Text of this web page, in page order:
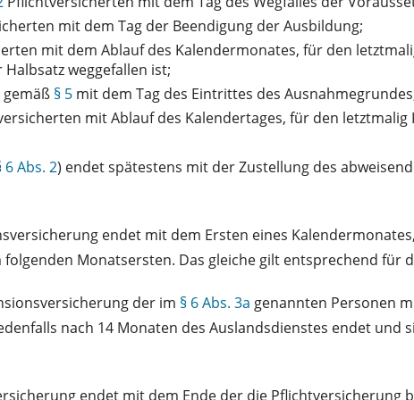
mit dem Tag der Beendigung der Ausbildung;
mit dem Ablauf des Kalendermonates, für den
Halbsatz weggefallen ist;
§ 5 mit dem Tag des Eintrittes des
mit Ablauf des Kalendertages, für den
6 Abs. 2) endet spätestens mit der Zustellung des
endet mit dem Ersten eines
Monatsersten. Das gleiche gilt entsprechend für
der im § 6 Abs. 3a genannten Personen
nach 14 Monaten des Auslandsdienstes endet und
endet mit dem Ende der die Pflichtversicherung